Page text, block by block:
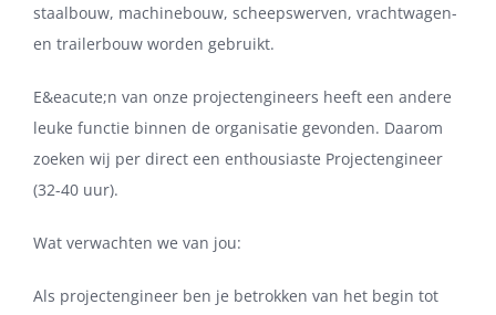
staalbouw, machinebouw, scheepswerven, vrachtwagen-
en trailerbouw worden gebruikt.
E&eacute;n van onze projectengineers heeft een andere
leuke functie binnen de organisatie gevonden. Daarom
zoeken wij per direct een enthousiaste Projectengineer
(32-40 uur).
Wat verwachten we van jou:
Als projectengineer ben je betrokken van het begin tot